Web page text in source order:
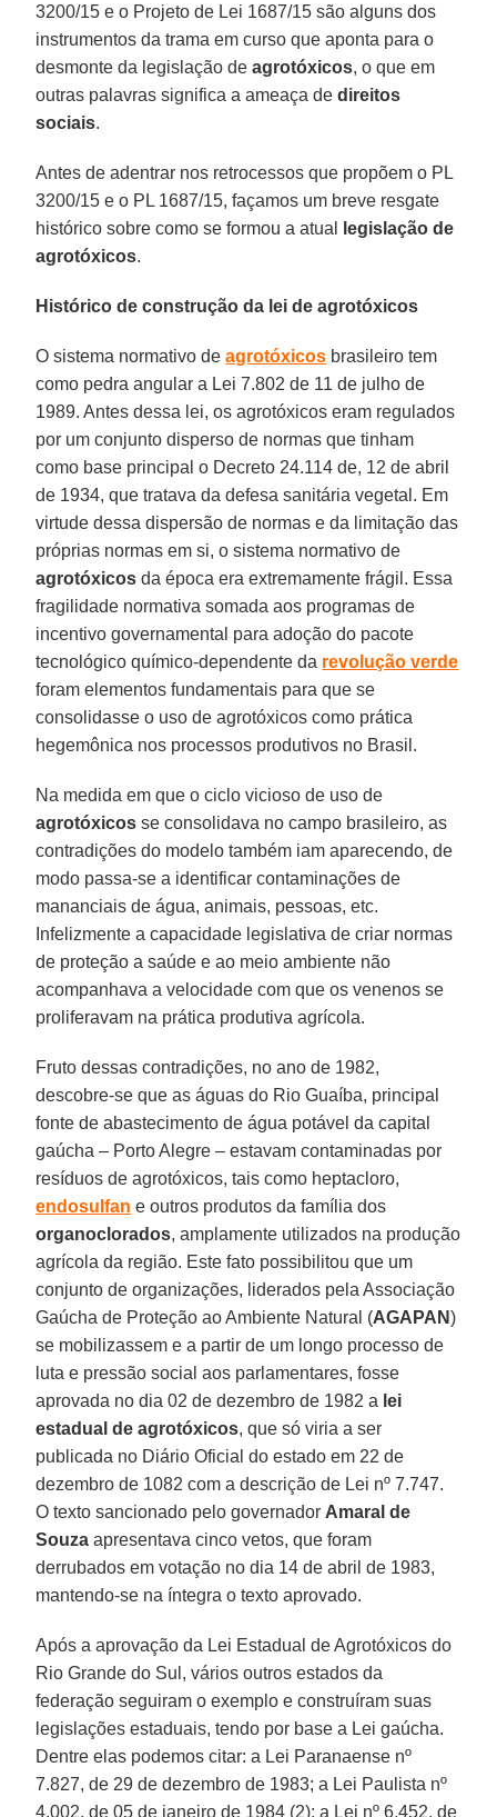
3200/15 e o Projeto de Lei 1687/15 são alguns dos
instrumentos da trama em curso que aponta para o
desmonte da legislação deagrotóxicos, o que em
outras palavras significa a ameaça dedireitos
sociais.
Antes de adentrar nos retrocessos que propõem o PL
3200/15 e o PL 1687/15, façamos um breve resgate
histórico sobre como se formou a atual
legislação de
agrotóxicos.
Histórico de construção da lei de agrotóxicos
O sistema normativo deagrotóxicos brasileiro tem
como pedra angular a Lei 7.802 de 11 de julho de
1989. Antes dessa lei, os agrotóxicos eram regulados
por um conjunto disperso de normas que tinham
como base principal o Decreto 24.114 de, 12 de abril
de 1934, que tratava da defesa sanitária vegetal. Em
virtude dessa dispersão de normas e da limitação das
próprias normas em si, o sistema normativo de
agrotóxicos da época era extremamente frágil. Essa
fragilidade normativa somada aos programas de
incentivo governamental para adoção do pacote
tecnológico químico-dependente da revolução verde
foram elementos fundamentais para que se
consolidasse o uso de agrotóxicos como prática
hegemônica nos processos produtivos no Brasil.
Na medida em que o ciclo vicioso de uso de
agrotóxicos se consolidava no campo brasileiro, as
contradições do modelo também iam aparecendo, de
modo passa-se a identificar contaminações de
mananciais de água, animais, pessoas, etc.
Infelizmente a capacidade legislativa de criar normas
de proteção a saúde e ao meio ambiente não
acompanhava a velocidade com que os venenos se
proliferavam na prática produtiva agrícola.
Fruto dessas contradições, no ano de 1982,
descobre-se que as águas do Rio Guaíba, principal
fonte de abastecimento de água potável da capital
gaúcha – Porto Alegre – estavam contaminadas por
resíduos de agrotóxicos, tais como heptacloro,
endosulfan e outros produtos da família dos
organoclorados, amplamente utilizados na produção
agrícola da região. Este fato possibilitou que um
conjunto de organizações, liderados pela Associação
Gaúcha de Proteção ao Ambiente Natural (AGAPAN)
se mobilizassem e a partir de um longo processo de
luta e pressão social aos parlamentares, fosse
aprovada no dia 02 de dezembro de 1982 a lei
estadual de agrotóxicos, que só viria a ser
publicada no Diário Oficial do estado em 22 de
dezembro de 1082 com a descrição de Lei nº 7.747.
O texto sancionado pelo governador Amaral de
Souza apresentava cinco vetos, que foram
derrubados em votação no dia 14 de abril de 1983,
mantendo-se na íntegra o texto aprovado.
Após a aprovação da Lei Estadual de Agrotóxicos do
Rio Grande do Sul, vários outros estados da
federação seguiram o exemplo e construíram suas
legislações estaduais, tendo por base a Lei gaúcha.
Dentre elas podemos citar: a Lei Paranaense nº
7.827, de 29 de dezembro de 1983; a Lei Paulista nº
4.002, de 05 de janeiro de 1984 (2); a Lei nº 6.452, de